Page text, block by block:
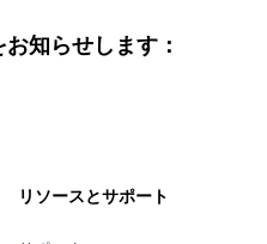
知らせします：
リソースとサポート